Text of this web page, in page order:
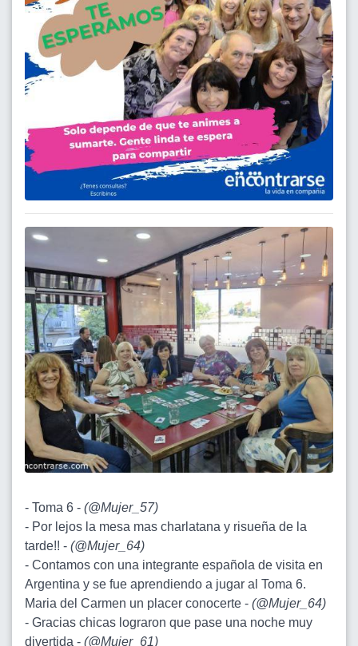
- Toma 6 - (@Mujer_57)
- Por lejos la mesa mas charlatana y risueña de la
tarde!! - (@Mujer_64)
- Contamos con una integrante española de visita en
Argentina y se fue aprendiendo a jugar al Toma 6.
Maria del Carmen un placer conocerte - (@Mujer_64)
- Gracias chicas lograron que pase una noche muy
divertida - (@Mujer_61)